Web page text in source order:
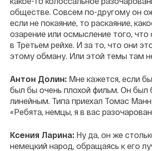
обществе. Совсем по-другому он
если не покаяние, то раскаяние,
озарение или осмысление того, что
в Третьем рейхе. И за то, что они
этому обману. Или этой темы там
Антон Долин: Мне кажется, если
был бы очень плохой фильм. Он был
линейным. Типа приехал Томас Манн
«Ребята, немцы, я в вас
Ксения Ларина: Ну да, он же
немецкий народ, обращаясь к его